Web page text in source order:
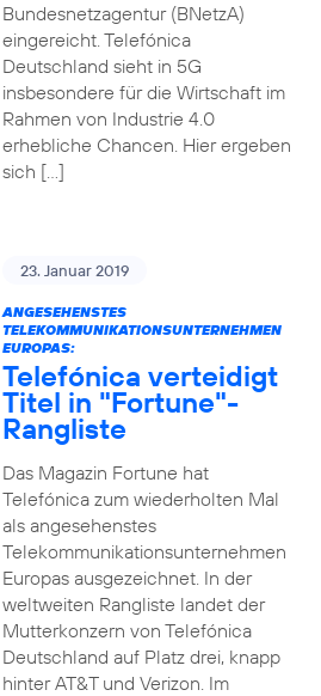
Bundesnetzagentur (BNetzA)
eingereicht. Telefónica
Deutschland sieht in 5G
insbesondere für die Wirtschaft im
Rahmen von Industrie 4.0
erhebliche Chancen. Hier ergeben
sich […]
23. Januar 2019
ANGESEHENSTES
TELEKOMMUNIKATIONSUNTERNEHMEN
EUROPAS:
Telefónica verteidigt
Titel in "Fortune"-
Rangliste
Das Magazin Fortune hat
Telefónica zum wiederholten Mal
als angesehenstes
Telekommunikationsunternehmen
Europas ausgezeichnet. In der
weltweiten Rangliste landet der
Mutterkonzern von Telefónica
Deutschland auf Platz drei, knapp
hinter AT&T und Verizon. Im